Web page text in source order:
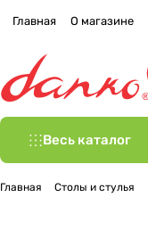
Главная О магазине
Весь каталог
Главная Столы и стулья